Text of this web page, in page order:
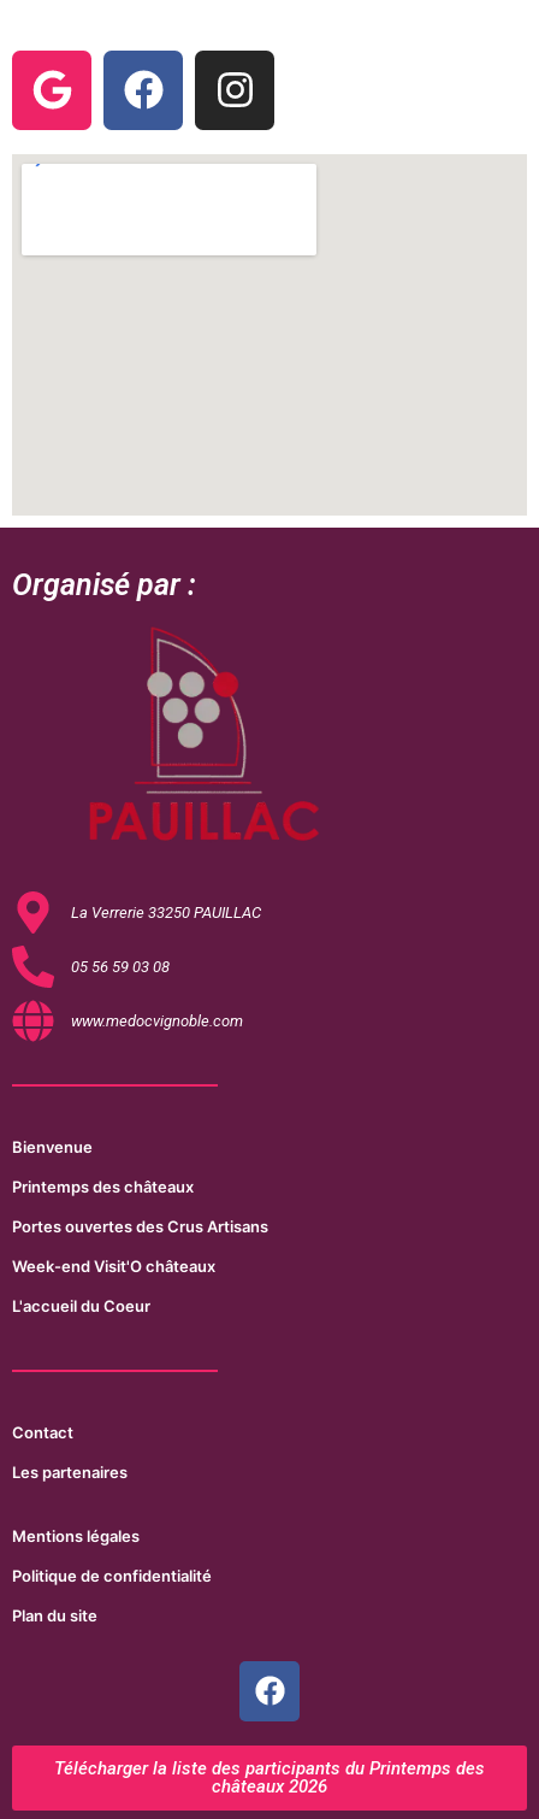
Organisé par :
La Verrerie 33250 PAUILLAC
05 56 59 03 08
www.medocvignoble.com
Bienvenue
Printemps des châteaux
Portes ouvertes des Crus Artisans
Week-end Visit'O châteaux
L'accueil du Coeur
Contact
Les partenaires
Mentions légales
Politique de confidentialité
Plan du site
Télécharger la liste des participants du Printemps des
châteaux 2026